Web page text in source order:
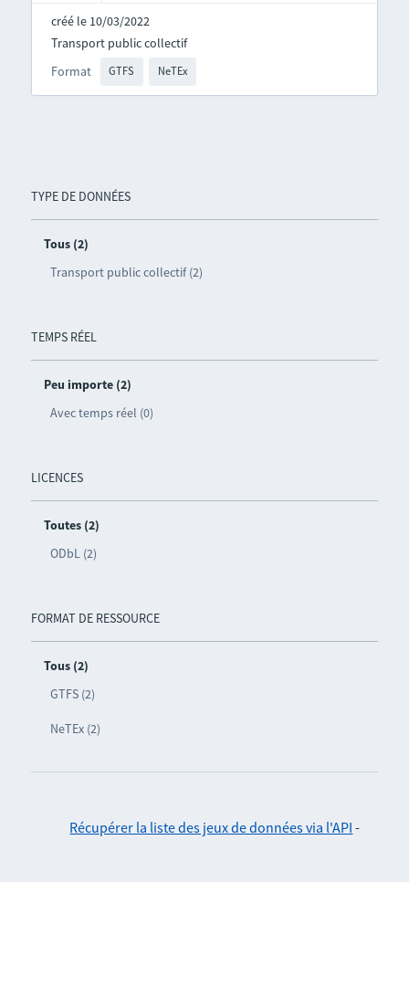
TYPE DE DONNÉES
Tous (2)
Transport public collectif (2)
TEMPS RÉEL
Peu importe (2)
Avec temps réel (0)
LICENCES
Toutes (2)
ODbL (2)
FORMAT DE RESSOURCE
Tous (2)
GTFS (2)
NeTEx (2)
créé le 10/03/2022
Format GTFS NeTEx
Transport public collectif
Récupérer la liste des jeux de données via l'API -